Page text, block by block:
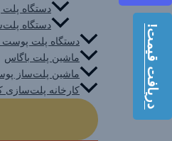
دستگاه
دستگاه
دستگاه پلت پوست
ماشین پلت باگاس
ماشین پلت‌ساز
کارخانه پلت‌سازی
دریافت قیمت!